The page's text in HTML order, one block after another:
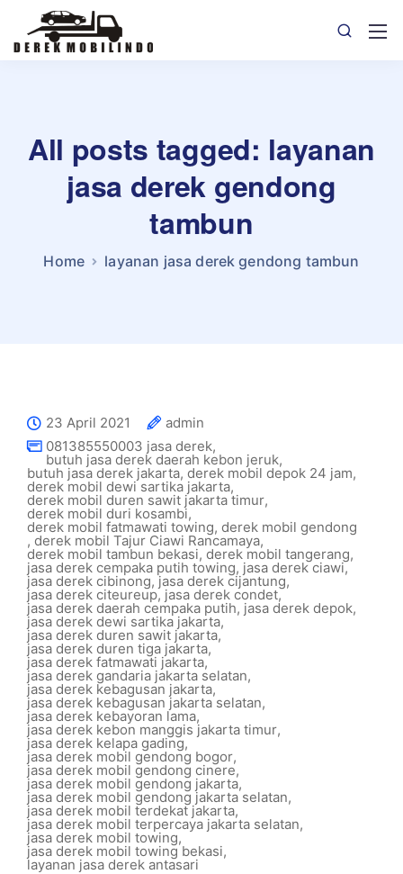
All posts tagged: layanan
jasa derek gendong
tambun
Home layanan jasa derek gendong tambun
23 April 2021
admin
081385550003 jasa derek,
butuh jasa derek daerah kebon jeruk,
butuh jasa derek jakarta, derek mobil depok 24 jam,
derek mobil dewi sartika jakarta,
derek mobil duren sawit jakarta timur,
derek mobil duri kosambi,
derek mobil fatmawati towing, derek mobil gendong
, derek mobil Tajur Ciawi Rancamaya,
derek mobil tambun bekasi, derek mobil tangerang,
jasa derek cempaka putih towing, jasa derek ciawi,
jasa derek cibinong,jasa derek cijantung,
jasa derek citeureup, jasa derek condet,
jasa derek daerah cempaka putih, jasa derek depok,
jasa derek dewi sartika jakarta,
jasa derek duren sawit jakarta,
jasa derek duren tiga jakarta,
jasa derek fatmawati jakarta,
jasa derek gandaria jakarta selatan,
jasa derek kebagusan jakarta,
jasa derek kebagusan jakarta selatan,
jasa derek kebayoran lama,
jasa derek kebon manggis jakarta timur,
jasa derek kelapa gading,
jasa derek mobil gendong bogor,
jasa derek mobil gendong cinere,
jasa derek mobil gendong jakarta,
jasa derek mobil gendong jakarta selatan,
jasa derek mobil terdekat jakarta,
jasa derek mobil terpercaya jakarta selatan,
jasa derek mobil towing,
jasa derek mobil towing bekasi,
layanan jasa derek antasari